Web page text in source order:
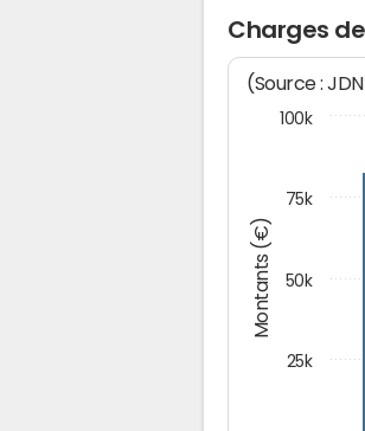
Charges
Montants (€)
(Source :
100k
25k
50k
75k